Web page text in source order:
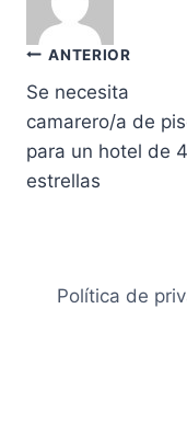
Navegación
de
entradas
ANTERIOR
Se necesita
camarero/a de
para un hotel de 4
estrellas
Política de